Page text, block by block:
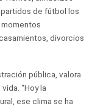
de fútbol los
momentos
divorcios
pública, valora
“Hoy la
ese clima se ha